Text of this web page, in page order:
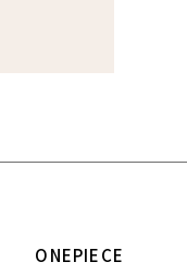
ONEPIECE